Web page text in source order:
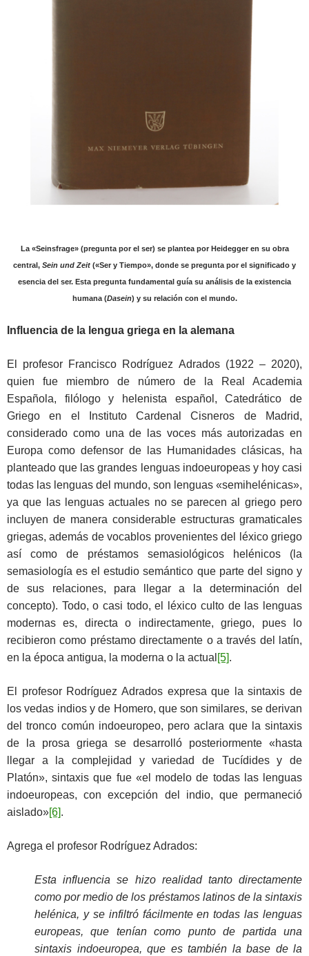
La «Seinsfrage» (pregunta por el ser) se plantea por Heidegger en su obra
central, Sein und Zeit («Ser y Tiempo», donde se pregunta por el significado y
esencia del ser. Esta pregunta fundamental guía su análisis de la existencia
humana (Dasein) y su relación con el mundo.
Influencia de la lengua griega en la alemana
El profesor Francisco Rodríguez Adrados (1922 – 2020),
quien fue miembro de número de la Real Academia
Española, filólogo y helenista español, Catedrático de
Griego en el Instituto Cardenal Cisneros de Madrid,
considerado como una de las voces más autorizadas en
Europa como defensor de las Humanidades clásicas, ha
planteado que las grandes lenguas indoeuropeas y hoy casi
todas las lenguas del mundo, son lenguas «semihelénicas»,
ya que las lenguas actuales no se parecen al griego pero
incluyen de manera considerable estructuras gramaticales
griegas, además de vocablos provenientes del léxico griego
así como de préstamos semasiológicos helénicos (la
semasiología es el estudio semántico que parte del signo y
de sus relaciones, para llegar a la determinación del
concepto). Todo, o casi todo, el léxico culto de las lenguas
modernas es, directa o indirectamente, griego, pues lo
recibieron como préstamo directamente o a través del latín,
en la época antigua, la moderna o la actual [5].
El profesor Rodríguez Adrados expresa que la sintaxis de
los vedas indios y de Homero, que son similares, se derivan
del tronco común indoeuropeo, pero aclara que la sintaxis
de la prosa griega se desarrolló posteriormente «hasta
llegar a la complejidad y variedad de Tucídides y de
Platón», sintaxis que fue «el modelo de todas las lenguas
indoeuropeas, con excepción del indio, que permaneció
aislado»[6].
Agrega el profesor Rodríguez Adrados:
Esta influencia se hizo realidad tanto directamente
como por medio de los préstamos latinos de la sintaxis
helénica, y se infiltró fácilmente en todas las lenguas
europeas, que tenían como punto de partida una
sintaxis indoeuropea, que es también la base de la